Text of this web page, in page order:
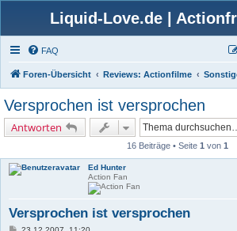
Liquid-Love.de |
FAQ
Foren-Übersicht Reviews: Actionfilme
Versprochen ist versprochen
Antworten
16 Beiträge • Seite 1 von 1
Ed Hunter
Action Fan
Versprochen ist versprochen
B